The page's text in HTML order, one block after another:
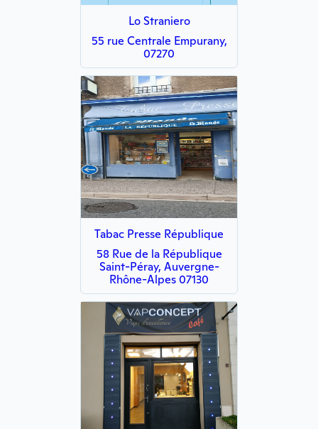
Lo Straniero
55 rue Centrale Empurany,
07270
Tabac Presse République
58 Rue de la République
Saint-Péray, Auvergne-
Rhône-Alpes 07130